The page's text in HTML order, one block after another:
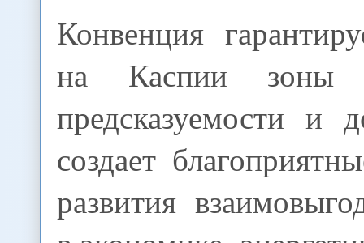
Конвенция
на Каспии зоны
предсказуемости и
создает
развития